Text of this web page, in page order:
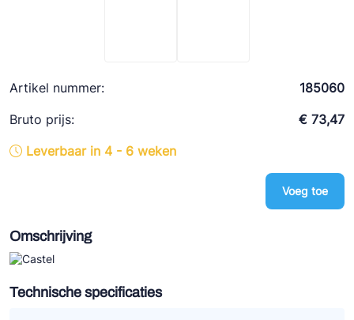
Artikel nummer:
185060
Bruto prijs:
€ 73,47
Leverbaar in 4 - 6 weken
Voeg toe
Omschrijving
Technische specificaties